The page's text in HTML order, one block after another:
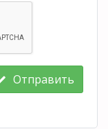
Отправить